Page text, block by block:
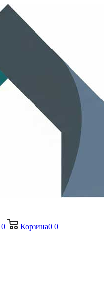
0 Корзина0 0